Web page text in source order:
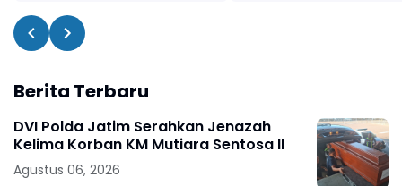
Berita Terbaru
DVI Polda Jatim Serahkan Jenazah
Kelima Korban KM Mutiara Sentosa II
Agustus 06, 2026